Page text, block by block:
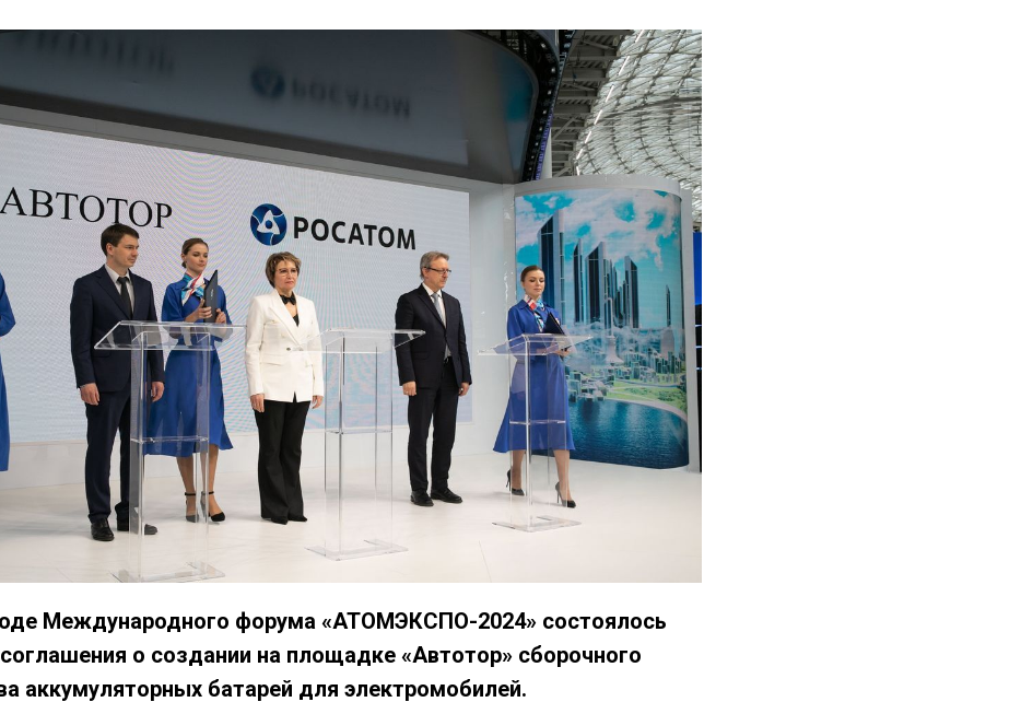
Международного форума «АТОМЭКСПО-2024» состоялось
о создании на площадке «Автотор» сборочного
аккумуляторных батарей для электромобилей.